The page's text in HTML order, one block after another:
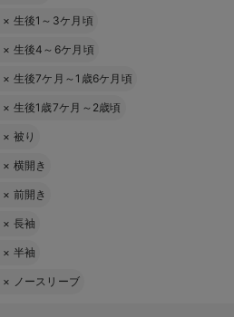
× 生後1～3ケ月頃
× 生後4～6ケ月頃
× 生後7ケ月～1歳6ケ月頃
× 生後1歳7ケ月～2歳頃
× 被り
× 横開き
× 前開き
× 長袖
× 半袖
× ノースリーブ